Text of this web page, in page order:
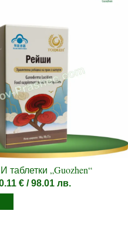
„Guozhen“
€/ 98.01 лв.